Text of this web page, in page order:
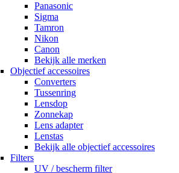
Panasonic
Sigma
Tamron
Nikon
Canon
Bekijk alle merken
Objectief accessoires
Converters
Tussenring
Lensdop
Zonnekap
Lens adapter
Lenstas
Bekijk alle objectief accessoires
Filters
UV / bescherm filter